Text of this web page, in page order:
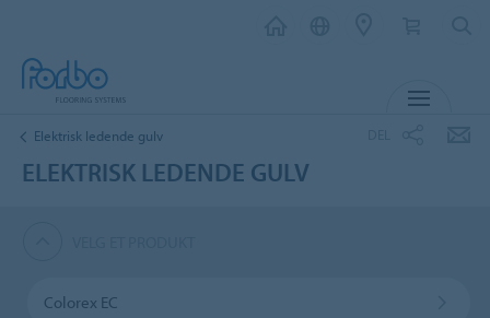
Elektrisk ledende gulv
ELEKTRISK LEDENDE GULV
Colorex EC